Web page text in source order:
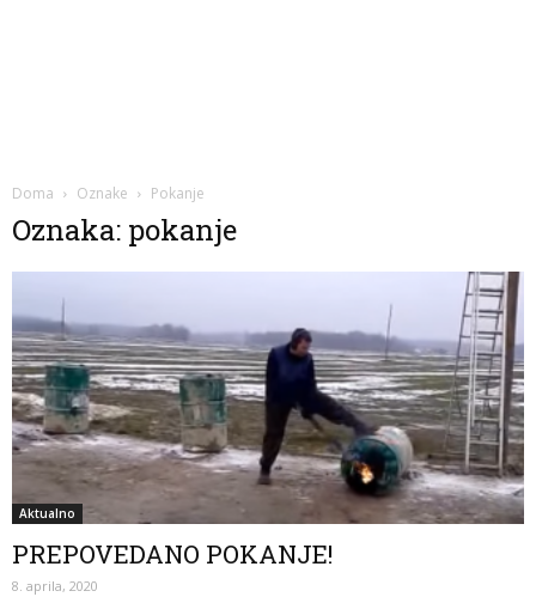
Doma Oznake Pokanje
Oznaka: pokanje
Aktualno
PREPOVEDANO POKANJE!
8. aprila, 2020